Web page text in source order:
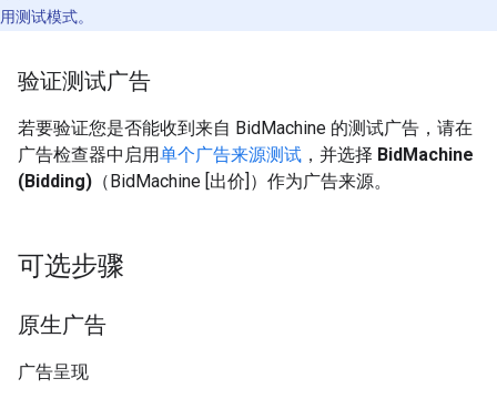
用测试模式。
验证测试广告
若要验证您是否能收到来自 BidMachine 的测试广告，请在
广告检查器中启用单个广告来源测试 ，并选择 BidMachine
(Bidding) （BidMachine [出价]）作为广告来源。
可选步骤
原生广告
广告呈现